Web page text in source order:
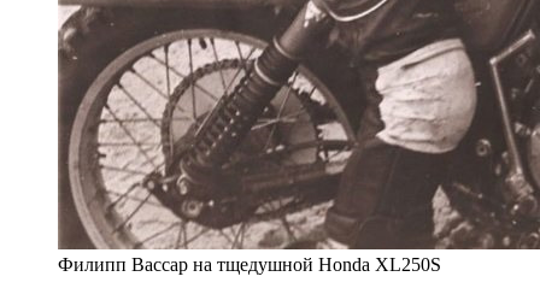
Филипп Вассар на тщедушной Honda XL250S